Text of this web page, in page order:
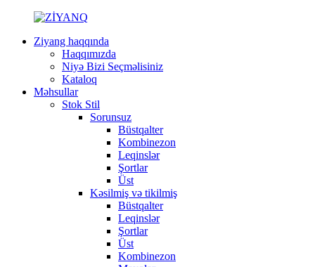
Ziyang haqqında
Haqqımızda
Niyə Bizi Seçməlisiniz
Kataloq
Məhsullar
Stok Stil
Sorunsuz
Büstqalter
Kombinezon
Leqinslər
Şortlar
Üst
Kəsilmiş və tikilmiş
Büstqalter
Leqinslər
Şortlar
Üst
Kombinezon